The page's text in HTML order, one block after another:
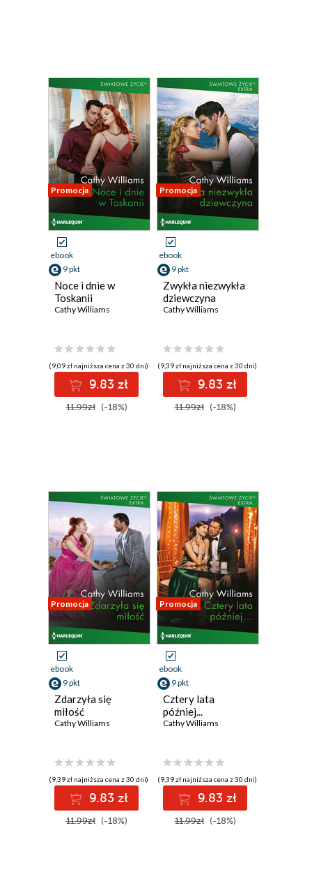
Promocja
ebook
9 pkt
Noce i dnie w
Toskanii
Cathy Williams
(9,09 zł najniższa cena z 30 dni)
9.83 zł
11.99zł (-18%)
Promocja
ebook
9 pkt
Zwykła niezwykła
dziewczyna
Cathy Williams
(9,39 zł najniższa cena z 30 dni)
9.83 zł
11.99zł (-18%)
Promocja
ebook
9 pkt
Zdarzyła się
miłość
Cathy Williams
(9,39 zł najniższa cena z 30 dni)
9.83 zł
11.99zł (-18%)
Promocja
ebook
9 pkt
Cztery lata
później...
Cathy Williams
(9,39 zł najniższa cena z 30 dni)
9.83 zł
11.99zł (-18%)